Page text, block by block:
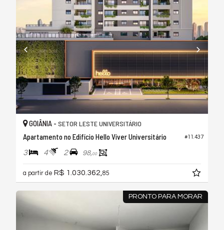
#11.437
GOIÂNIA - SETOR LESTE UNIVERSITÁRIO
Apartamento no Edifício Hello Viver Universitário
3 4 2 98,00
a partir de R$ 1.030.362,85
PRONTO PARA MORAR